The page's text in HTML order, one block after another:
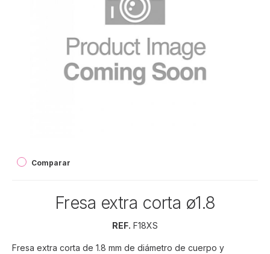
Comparar
Fresa extra corta ø1.8
REF. F18XS
Fresa extra corta de 1.8 mm de diámetro de cuerpo y